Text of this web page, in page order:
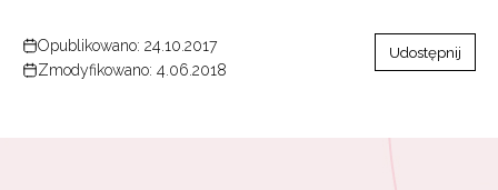
Opublikowano: 24.10.2017
Zmodyfikowano: 4.06.2018
Udostępnij